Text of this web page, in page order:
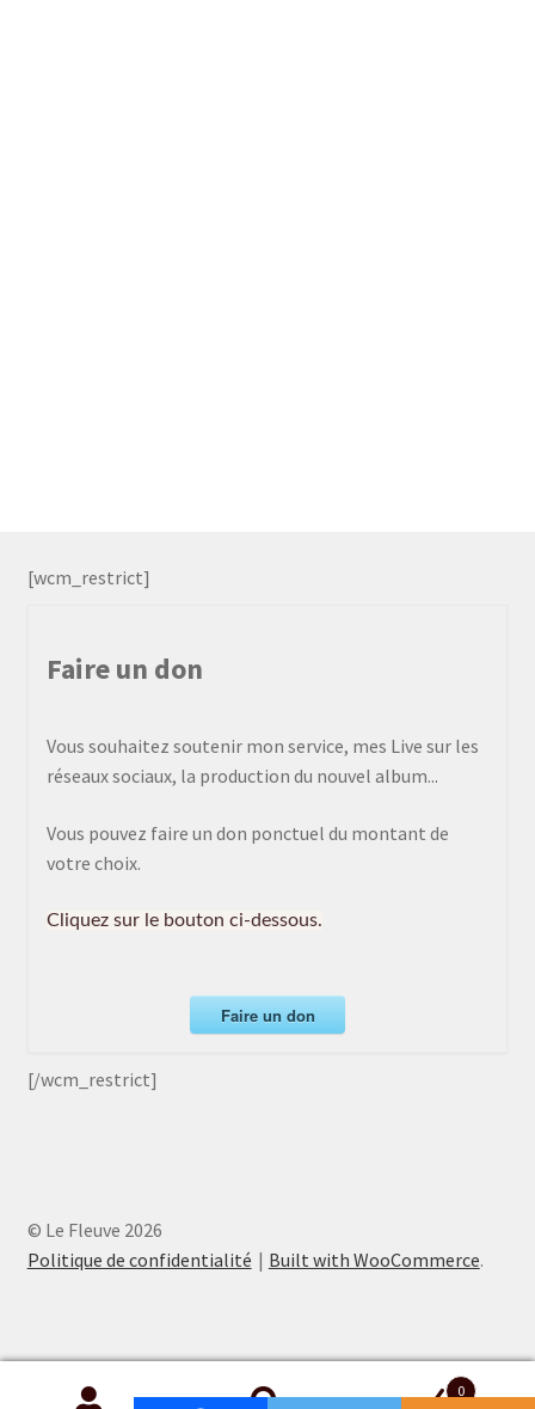
[wcm_restrict]
Faire un don
Vous souhaitez soutenir mon service, mes Live sur les
réseaux sociaux, la production du nouvel album...
Vous pouvez faire un don ponctuel du montant de
votre choix.
Cliquez sur le bouton ci-dessous.
Faire un don
[/wcm_restrict]
© Le Fleuve 2026
Politique de confidentialité
Built with WooCommerce.
0